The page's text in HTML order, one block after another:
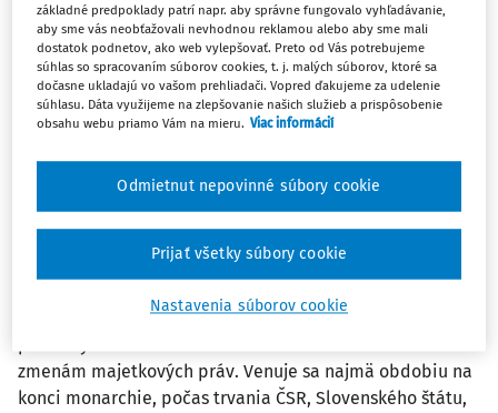
Filter
Počet vyhľadaných dokumentov:1
ČLÁNKY
Zmeny v právnom postavení politických
strán na Slovensku v 20. storočí
Príspevok je venovaný problematike právnej úpravy
zmenám majetkových práv. Venuje sa najmä obdobiu na
konci monarchie, počas trvania ČSR, Slovenského štátu,
základné predpoklady patrí napr. aby správne fungovalo vyhľadávanie,
aby sme vás neobťažovali nevhodnou reklamou alebo aby sme mali
dostatok podnetov, ako web vylepšovať. Preto od Vás potrebujeme
súhlas so spracovaním súborov cookies, t. j. malých súborov, ktoré sa
dočasne ukladajú vo vašom prehliadači. Vopred ďakujeme za udelenie
súhlasu. Dáta využijeme na zlepšovanie našich služieb a prispôsobenie
obsahu webu priamo Vám na mieru. Viac informácií
Nastavenia súborov cookie
Odmietnut nepovinné súbory cookie
Prijať všetky súbory cookie